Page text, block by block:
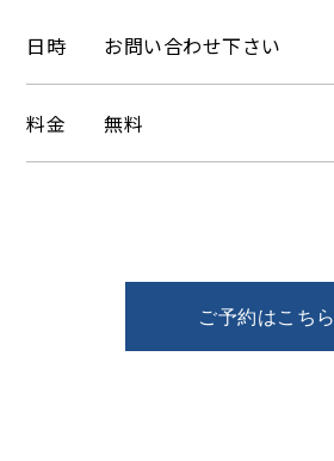
日時 お問い合わせ下さい
料金 無料
ご予約はこちら